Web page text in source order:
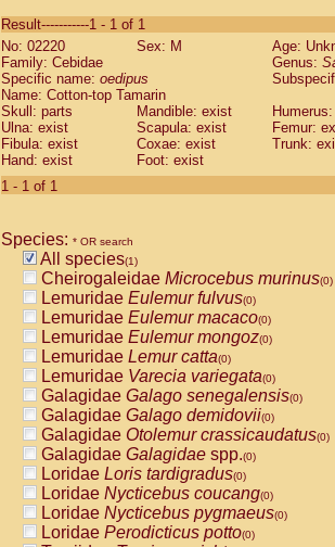
CebidaeSaguinus labiatus(0)
Cebidae Saguinus leucopus (0)
Cebidae
CebidaeSaguinus mystax
Cebidae Saguinus nigricollis (0)
Cebidae Saguinus oedipus
Cebidae Saguinus weddelli
Cebidae Saguinusspp.
Cebidae
CebidaeCebus capucinus
CebidaeCebus nigrivittatus
CebidaeCebus spp.(0)
CebidaeSaimiri boliviensis(0)
CebidaeSaimiri sciureus(0)
AtelidaeAlouatta caraya(0)
AtelidaeAlouatta fusca(0)
AtelidaeAlouatta seniculus(0)
AtelidaeAlouattaspp.(0)
AtelidaeAteles belzebuth(0)
AtelidaeAteles geoffroyi(0)
AtelidaeAteles paniscus(0)
AtelidaeAtelesspp.(0)
AtelidaeLagothrix lagothricha(0)
AtelidaeLagothrix lagothricha cana
PitheciidaeCacajao calvus
Result-----------1 - 1 of 1
No: 02220
Sex: M
Age:
Family: Cebidae
Genus:
Specific name: oedipus
Name: Cotton-top Tamarin
Skull: parts
Mandible: exist
Ulna: exist
Scapula: exist
Femur:
Fibula: exist
Coxae: exist
Trunk:
Hand: exist
Foot: exist
1 - 1 of 1
Species: * OR search
All species(1)
Cheirogaleidae Microcebus murinus(0)
Lemuridae Eulemur fulvus(0)
Lemuridae Eulemur macaco(0)
Lemuridae Eulemur mongoz(0)
Lemuridae Lemur catta(0)
Lemuridae Varecia variegata(0)
Galagidae Galago senegalensis(0)
Galagidae Galago demidovii(0)
Galagidae Otolemur crassicaudatus(0)
Galagidae Galagidae spp.(0)
Loridae Loris tardigradus(0)
Loridae Nycticebus coucang(0)
Loridae Nycticebus pygmaeus(0)
Loridae Perodicticus potto(0)